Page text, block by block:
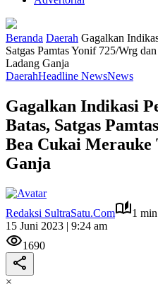
Beranda Daerah Gagalkan
Satgas Pamtas Yonif 725/Wrg
Ladang Ganja
DaerahHeadline NewsNews
Gagalkan Indikasi
Batas, Satgas
Bea Cukai Merauke
Ganja
Redaksi SultraSatu.Com
1
15 Juni 2023 | 9:24 am
1690
×